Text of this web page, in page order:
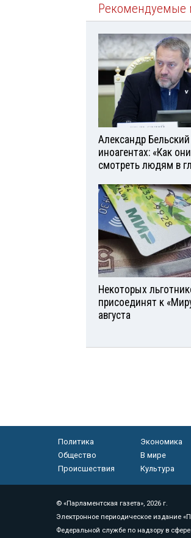
Рекомендуемые
Александр
иноагентах: «Как
смотреть людям в
Некоторых
присоединят к
августа
Политика
Экономика
Общество
В мире
Происшествия
Культура
© «Парламентская газета», 2026 г.
Электронное периодическое издание
Федеральной службе по надзору в